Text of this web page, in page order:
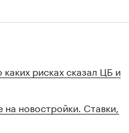
рисках сказал ЦБ и
новостройки. Ставки,